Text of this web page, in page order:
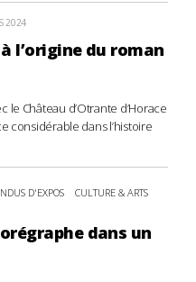
2024
l’origine du roman
le Château d’Otrante d’Horace
considérable dans l’histoire
D'EXPOS
CULTURE & ARTS
dans un